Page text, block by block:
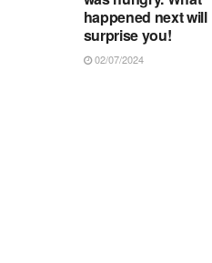
happened next will
surprise you!
02/07/2024